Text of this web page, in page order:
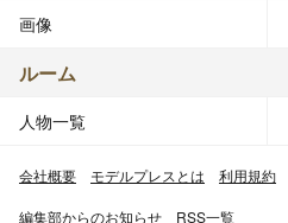
画像
ルーム
人物一覧
会社概要 モデルプレスとは 利用規約
編集部からのお知らせ RSS一覧